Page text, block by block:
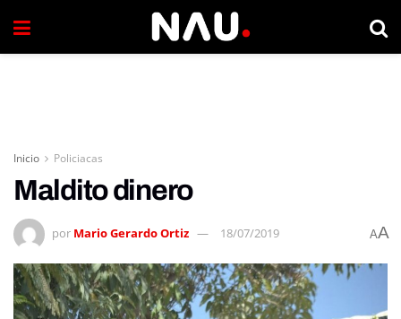
Inicio Policiacas
Maldito dinero
por Mario Gerardo Ortiz 18/07/2019 AA